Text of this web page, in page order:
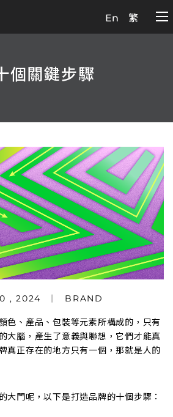
En 繁
個關鍵步驟
, 2024 BRAND
色、產品、包裝等元素所構成的，只有
大腦，產生了意義與聯想，它們才能真
真正存在的地方只有一個，那就是人的
大門呢，以下是打造品牌的十個步驟：